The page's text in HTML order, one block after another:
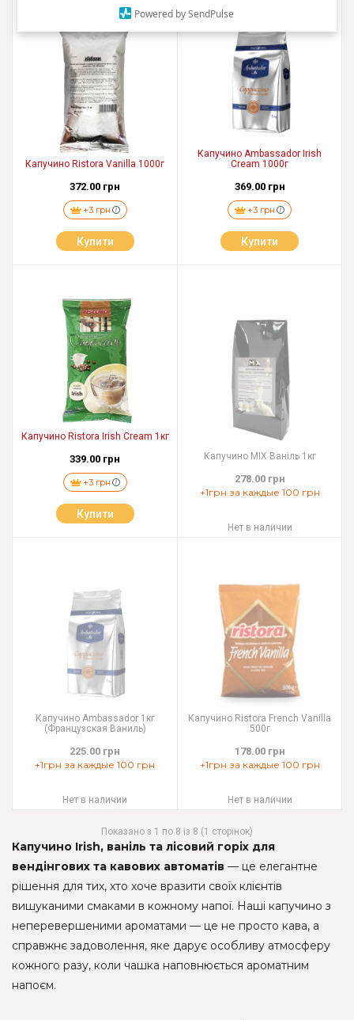
Powered by SendPulse
Капучино Ristora Vanilla 1000г
372.00 грн
+3 грн
Купити
Капучино Ambassador Irish
Cream 1000г
369.00 грн
+3 грн
Купити
Капучино Ristora Irish Cream 1кг
339.00 грн
+3 грн
Купити
Капучино MIX Ваніль 1кг
278.00 грн
+1грн за каждые 100 грн
Нет в наличии
Капучино Ambassador 1кг
(Французская Ваниль)
225.00 грн
+1грн за каждые 100 грн
Нет в наличии
Капучино Ristora French Vanilla
500г
178.00 грн
+1грн за каждые 100 грн
Нет в наличии
Показано з 1 по 8 із 8 (1 сторінок)
Капучино Irish, ваніль та лісовий горіх для
вендінгових та кавових автоматів — це елегантне
рішення для тих, хто хоче вразити своїх клієнтів
вишуканими смаками в кожному напої. Наші капучино з
неперевершеними ароматами — це не просто кава, а
справжнє задоволення, яке дарує особливу атмосферу
кожного разу, коли чашка наповнюється ароматним
напоєм.